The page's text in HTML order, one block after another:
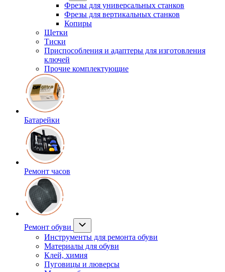
Фрезы для универсальных станков
Фрезы для вертикальных станков
Копиры
Щетки
Тиски
Приспособления и адаптеры для изготовления
ключей
Прочие комплектующие
Батарейки
Ремонт часов
Ремонт обуви
Инструменты для ремонта обуви
Материалы для обуви
Клей, химия
Пуговицы и люверсы